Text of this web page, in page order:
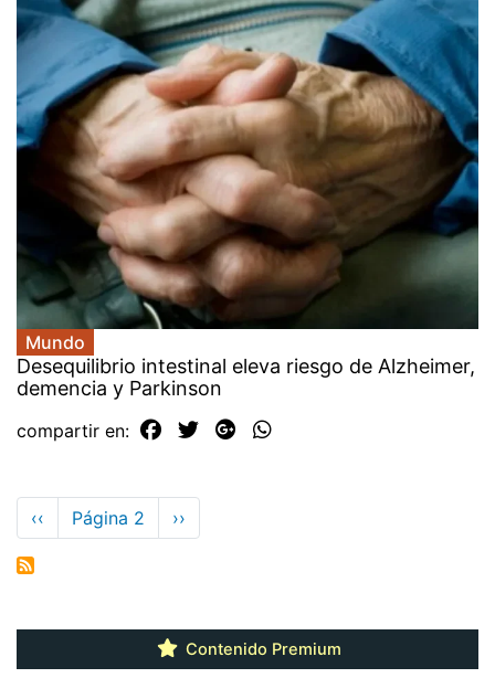
Mundo
Desequilibrio intestinal eleva riesgo de Alzheimer,
demencia y Parkinson
compartir en:
Paginación
Página
anterior
‹‹ Página 2
Siguiente
página
››
Contenido Premium